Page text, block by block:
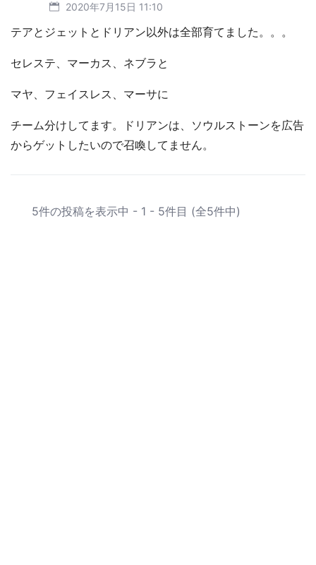
2020年7月15日 11:10
テアとジェットとドリアン以外は全部育てました。。。
セレステ、マーカス、ネブラと
マヤ、フェイスレス、マーサに
チーム分けしてます。ドリアンは、ソウルストーンを広告
からゲットしたいので召喚してません。
5件の投稿を表示中 - 1 - 5件目 (全5件中)